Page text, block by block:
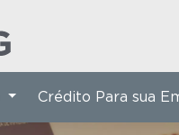
Crédito Para sua